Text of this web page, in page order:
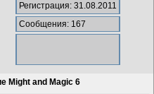
Регистрация: 31.08.2011
Сообщения: 167
Might and Magic 6